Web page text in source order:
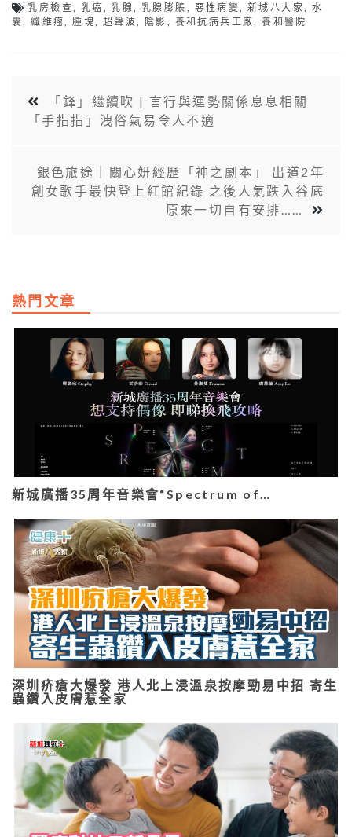
乳房檢查 乳癌 ,乳腺 ,乳腺膨脹 惡性病變 新城八大家
水
囊
,纖維瘤 ,腫塊 超聲波 陰影 養和抗病兵工廠 ,養和醫院
「鋒」繼續吹 | 言行與運勢關係息息相關
「手指指」洩俗氣易令人不適
銀色旅途｜關心妍經歷「神之劇本」 出道2年
創女歌手最快登上紅館紀錄 之後人氣跌入谷底
原來一切自有安排……
熱門文章
新城廣播35周年音樂會“Spectrum of…
深圳疥瘡大爆發 港人北上浸溫泉按摩勁易中招 寄生
蟲鑽入皮膚惹全家